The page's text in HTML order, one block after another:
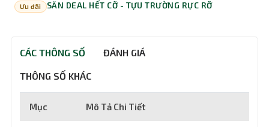
Ưu đãi SĂN DEAL HẾT CỠ - TỰU TRƯỜNG RỰC RỠ
CÁC THÔNG SỐ ĐÁNH GIÁ
THÔNG SỐ KHÁC
Mục Mô Tả Chi Tiết